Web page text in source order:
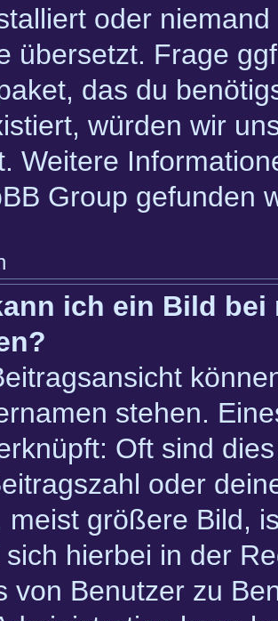
oder
übersetzt. Frage
das du
würden wir
Weitere
Group gefunden
ich ein Bild bei
stehen.
Oft sind
oder
meist größere Bild,
sich hierbei in der
von Benutzer zu